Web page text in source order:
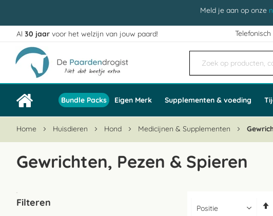
Meld je aan op onze
Ga
naar
de
inhoud
Al 30 jaar voor het welzijn van jouw paard!
Bundle Packs Eigen Merk Supplementen & voeding
Home Huisdieren Hond Medicijnen & Supplementen
Gewrichten, Pezen & Spieren
Filteren